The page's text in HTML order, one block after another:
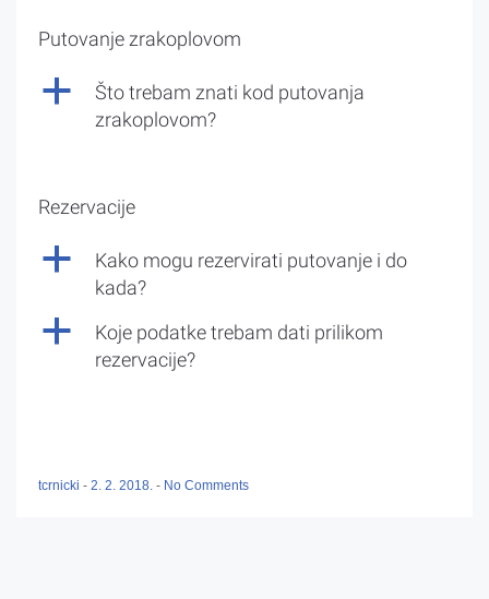
Putovanje zrakoplovom
a
Što trebam znati kod putovanja
zrakoplovom?
Rezervacije
a
Kako mogu rezervirati putovanje i do
kada?
a
Koje podatke trebam dati prilikom
rezervacije?
tcrnicki - 2. 2. 2018. - No Comments